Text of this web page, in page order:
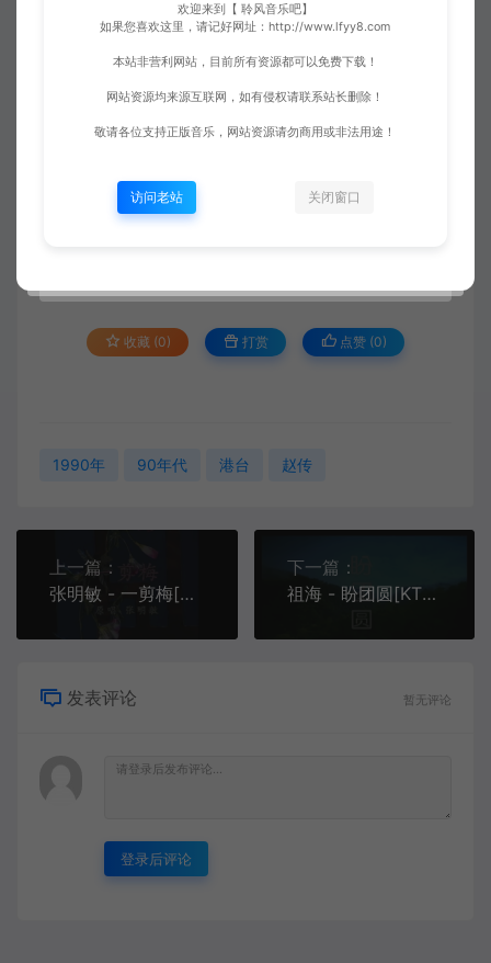
收藏 (0) 打赏 点赞 (0)
1990年 90年代 港台 赵传
上一篇：
张明敏 - 一剪梅[KTV][MPG][148M]
下一篇：
祖海 - 盼团圆[KTV][MPG][296M]
发表评论 暂无评论
登录后评论
欢迎来到【 聆风音乐吧】
如果您喜欢这里，请记好网址：http://www.lfyy8.com
本站非营利网站，目前所有资源都可以免费下载！
网站资源均来源互联网，如有侵权请联系站长删除！
敬请各位支持正版音乐，网站资源请勿商用或非法用途！
访问老站 关闭窗口